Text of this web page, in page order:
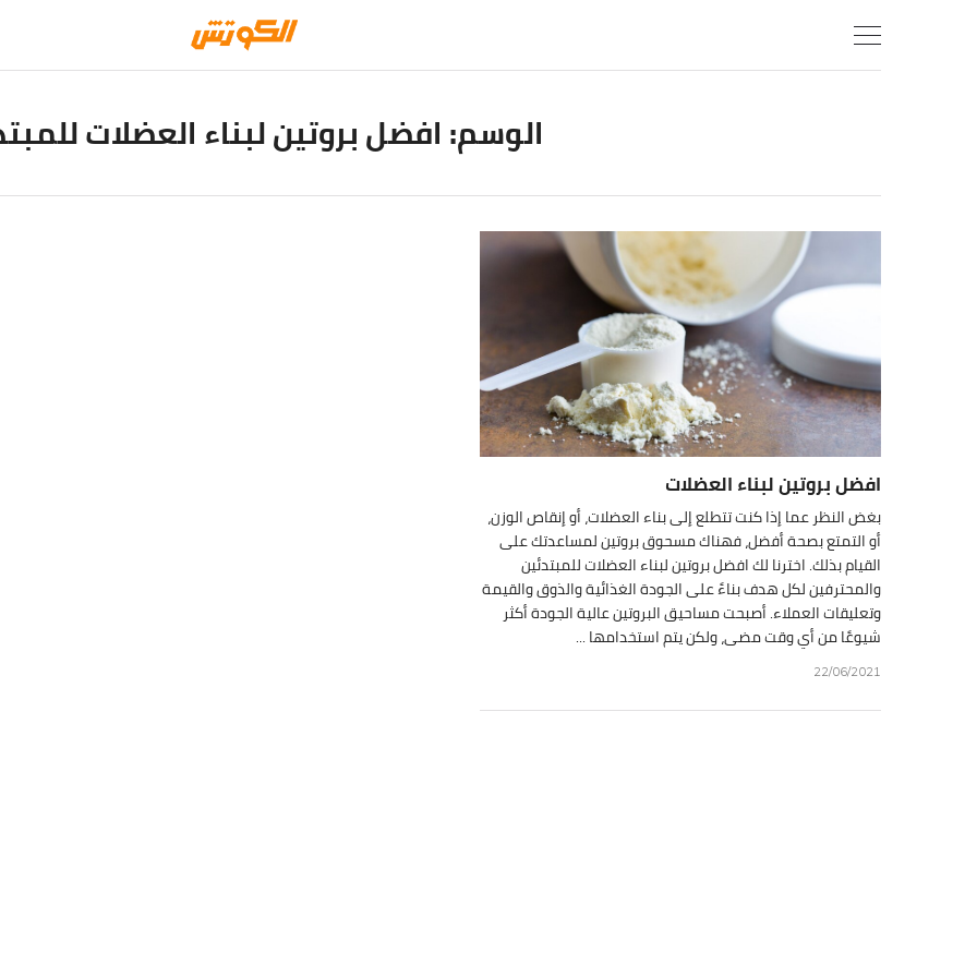
الوسم:افضل بروتين لبناء العضلات
افضل بروتين لبناء العضلات
بغض النظر عما إذا كنت تتطلع إلى بناء العضلات، أو إنقاص الوزن،
أو التمتع بصحة أفضل، فهناك مسحوق بروتين لمساعدتك على
القيام بذلك. اخترنا لك افضل بروتين لبناء العضلات للمبتدئين
والمحترفين لكل هدف بناءً على الجودة الغذائية والذوق والقيمة
وتعليقات العملاء. أصبحت مساحيق البروتين عالية الجودة أكثر
شيوعًا من أي وقت مضى، ولكن يتم استخدامها ...
22/06/2021